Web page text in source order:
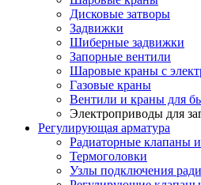
Дисковые затворы
Задвижки
Шиберные задвижки
Запорные вентили
Шаровые краны с
Газовые краны
Вентили и краны для
Электроприводы для
Регулирующая арматура
Радиаторные клапаны
Термоголовки
Узлы подключения